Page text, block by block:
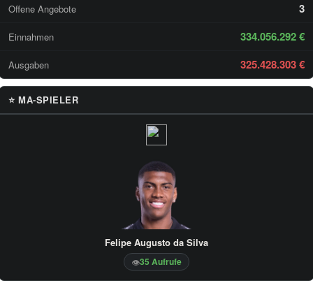
Offene Angebote 3
Einnahmen 334.056.292 €
Ausgaben 325.428.303 €
⭐ MA-SPIELER
Felipe Augusto da Silva
👁35 Aufrufe